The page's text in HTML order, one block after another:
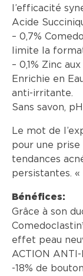
l’efficacité
Acide
– 0,7%
limite la
– 0,1% Zinc
Enrichie en
anti-irritante.
Sans savon,
Le mot de
pour une
tendances
persistantes. «
Bénéfices:
Grâce à son
effet peau
ACTION ANTI-
-18% de